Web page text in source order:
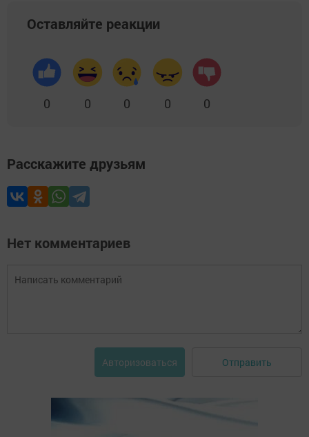
Оставляйте реакции
0 0 0 0 0
Расскажите друзьям
Нет комментариев
Авторизоваться Отправить